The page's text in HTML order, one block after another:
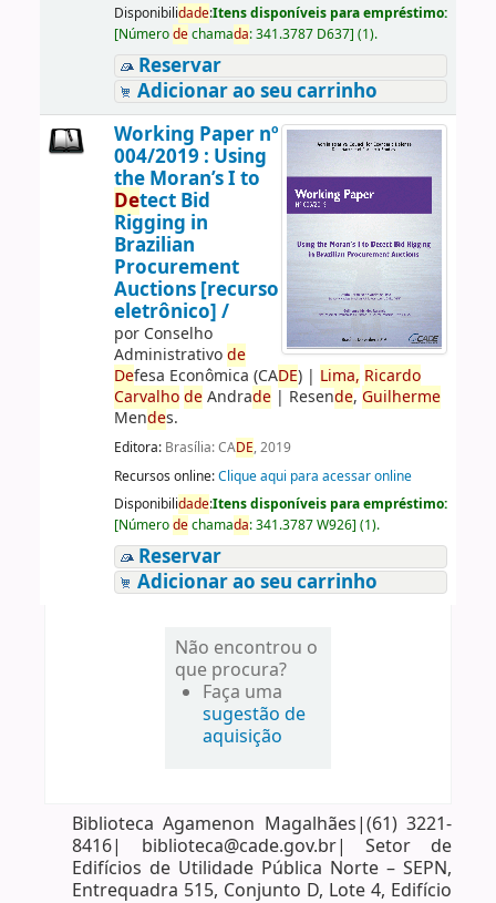
Disponibilidade:Itens disponíveis para empréstimo:
[Númerodechamada:341.3787 D637] (1).
Reservar
Adicionar ao seu carrinho
Working Paper nº
004/2019 : Using
the Moran’s I to
Detect Bid
Rigging in
Brazilian
Procurement
Auctions [recurso
eletrônico] /
por Conselho
Administrativode
Defesa Econômica (CADE)| Lima, Ricardo
Carvalho deAndrade| Resende, Guilherme
Mendes.
Editora: Brasília: CADE, 2019
Recursos online:Clique aqui para acessar online
Disponibilidade:Itens disponíveis para empréstimo:
[Númerodechamada:341.3787 W926] (1).
Reservar
Adicionar ao seu carrinho
Não encontrou o
que procura?
Faça uma
sugestão de
aquisição
Biblioteca Agamenon Magalhães|(61) 3221-
8416| biblioteca@cade.gov.br| Setor de
Edifícios de Utilidade Pública Norte – SEPN,
Entrequadra 515, Conjunto D, Lote 4, Edifício